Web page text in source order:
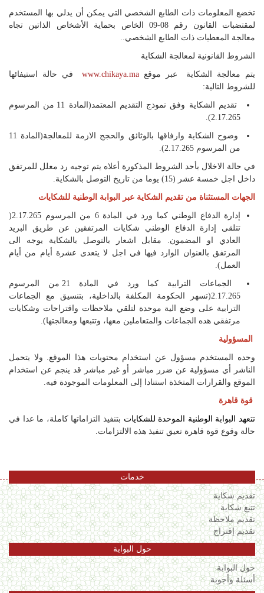
تخضع المعلومات ذات الطابع الشخصي التي يمكن أن يدلي بها المستخدم
لمقتضبات القانون رقم 08-09 الخاص بحماية الأشخاص الذاتين تجاه
معالجة المعطيات ذات الطابع الشخصي..
الشروط القانونية لمعالجة الشكاية
يتم معالجة الشكاية عبر موقع www.chikaya.maفي حالة استيفائها
للشروط التالية:
تقديم الشكاية وفق نموذج التقديم المعتمد(المادة 11 من المرسوم
2.17.265).
وضوح الشكاية وارفاقها بالوثائق والحجج الازمة للمعالجة(المادة 11
من المرسوم 2.17.265).
في حالة الاخلال بأحد الشروط المذكورة أعلاه يتم توجيه رد معلل للمرتفق
داخل اجل خمسة عشر (15) يوما من تاريخ التوصل بالشكاية.
الجهات المستثناة من تقديم الشكاية عبر البوابة الوطنية للشكايات
إدارة الدفاع الوطني كما ورد في المادة 6 من المرسوم 2.17.265(
تتلقى إدارة الدفاع الوطني شكايات المرتفقين عن طريق البريد
العادي او المضمون. مقابل اشعار بالتوصل بالشكاية يوجه الى
المرتفق بالعنوان الوارد فيها في اجل لا يتعدى عشرة أيام من أيام
العمل).
الجماعات الترابية كما ورد في المادة 21 من المرسوم
2.17.265(تسهر الحكومة المكلفة بالداخلية، بتنسيق مع الجماعات
الترابية على وضع الية موحدة لتلقي ملاحظات واقتراحات وشكايات
مرتفقي هده الجماعات والمتعاملين معها، وتتبعها ومعالجتها).
المسؤولية
وحده المستخدم مسؤول عن استخدام محتويات هذا الموقع. ولا يتحمل
الناشر أي مسؤولية عن ضرر مباشر أو غير مباشر قد ينجم عن استخدام
الموقع والقرارات المتخذة استنادا إلى المعلومات الموجودة فيه.
قوة قاهرة
تتعهد البوابة الوطنية الموحدة للشكايات بتنفيذ التزاماتها كاملة، ما عدا في
حالة وقوع قوة قاهرة تعيق تنفيذ هذه الالتزامات.
خدمات
تقديم شكاية
تتبع شكاية
تقديم ملاحظة
تقديم إقتراح
حول البوابة
حول البوابة
أسئلة وأجوبة